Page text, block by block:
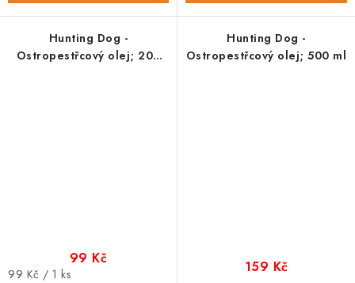
Hunting Dog -
Ostropestřcový olej; 200
99 Kč
Měrná
99 Kč / 1 ks
Hunting Dog -
Ostropestřcový olej; 500 ml
159 Kč